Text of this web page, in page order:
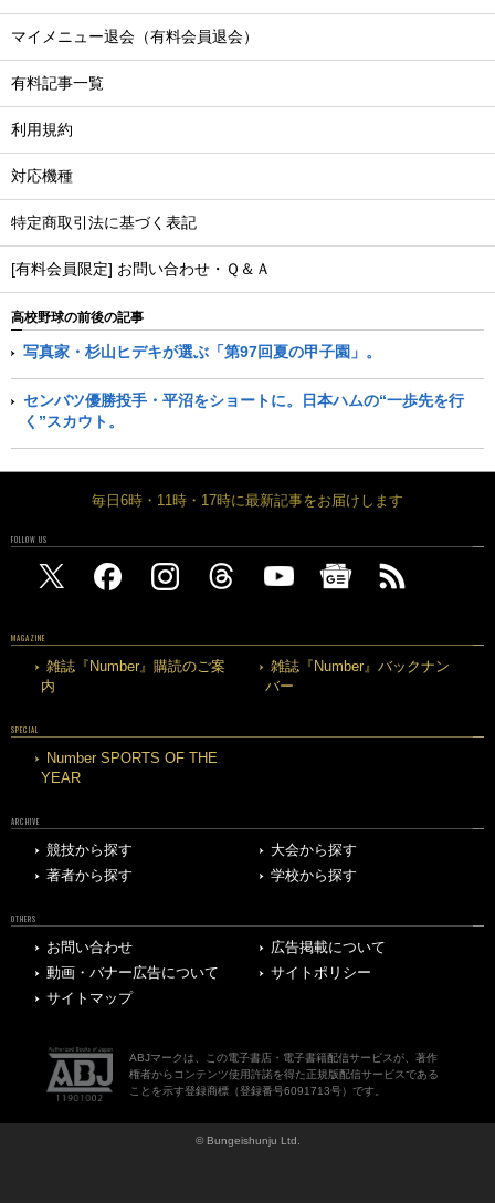
マイメニュー退会（有料会員退会）
有料記事一覧
利用規約
対応機種
特定商取引法に基づく表記
[有料会員限定] お問い合わせ・Ｑ＆Ａ
高校野球の前後の記事
写真家・杉山ヒデキが選ぶ「第97回夏の甲子園」。
センバツ優勝投手・平沼をショートに。日本ハムの“一歩先を行
く”スカウト。
毎日6時・11時・17時に最新記事をお届けします
FOLLOW US
MAGAZINE
雑誌『Number』購読のご案
内
雑誌『Number』バックナン
バー
SPECIAL
Number SPORTS OF THE
YEAR
ARCHIVE
競技から探す
大会から探す
著者から探す
学校から探す
OTHERS
お問い合わせ
広告掲載について
動画・バナー広告について
サイトポリシー
サイトマップ
ABJマークは、この電子書店・電子書籍配信サービスが、著作
権者からコンテンツ使用許諾を得た正規版配信サービスである
ことを示す登録商標（登録番号6091713号）です。
© Bungeishunju Ltd.